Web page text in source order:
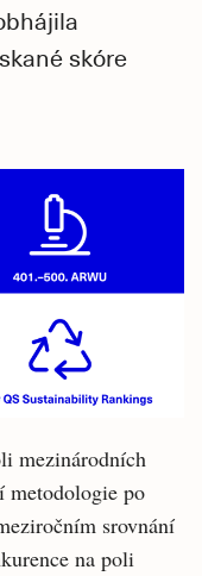
skóre
mezinárodních
metodologie po
srovnání
na poli